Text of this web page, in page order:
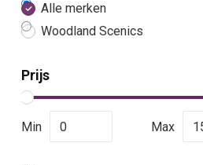
Alle merken
Woodland Scenics
Prijs
Min Max